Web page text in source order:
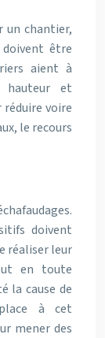
un chantier,
être
aient à
hauteur et
réduire voire
le recours
doivent
réaliser leur
en toute
la cause de
à cet
mener des